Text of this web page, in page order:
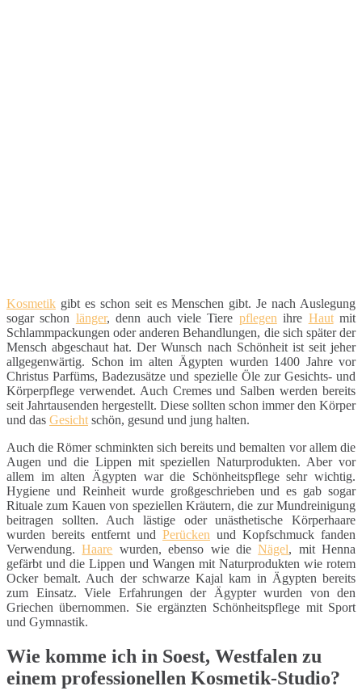
Kosmetik gibt es schon seit es Menschen gibt. Je nach Auslegung
sogar schon länger, denn auch viele Tiere pflegen ihre Hautmit
Schlammpackungen oder anderen Behandlungen, die sich später der
Mensch abgeschaut hat. Der Wunsch nach Schönheit ist seit jeher
allgegenwärtig. Schon im alten Ägypten wurden 1400 Jahre vor
Christus Parfüms, Badezusätze und spezielle Öle zur Gesichts- und
Körperpflege verwendet. Auch Cremes und Salben werden bereits
seit Jahrtausenden hergestellt. Diese sollten schon immer den Körper
und das Gesicht schön, gesund und jung halten.
Auch die Römer schminkten sich bereits und bemalten vor allem die
Augen und die Lippen mit speziellen Naturprodukten. Aber vor
allem im alten Ägypten war die Schönheitspflege sehr wichtig.
Hygiene und Reinheit wurde großgeschrieben und es gab sogar
Rituale zum Kauen von speziellen Kräutern, die zur Mundreinigung
beitragen sollten. Auch lästige oder unästhetische Körperhaare
wurden bereits entfernt und Perücken und Kopfschmuck fanden
Verwendung.Haare wurden, ebenso wie dieNägel, mit Henna
gefärbt und die Lippen und Wangen mit Naturprodukten wie rotem
Ocker bemalt. Auch der schwarze Kajal kam in Ägypten bereits
zum Einsatz. Viele Erfahrungen der Ägypter wurden von den
Griechen übernommen. Sie ergänzten Schönheitspflege mit Sport
und Gymnastik.
Wie komme ich in Soest, Westfalen zu
einem professionellen Kosmetik-Studio?